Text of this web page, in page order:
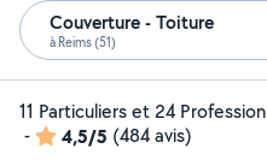
Couverture - Toiture
à Reims (51)
11 Particuliers et 24
-
4,5/5 (484 avis)